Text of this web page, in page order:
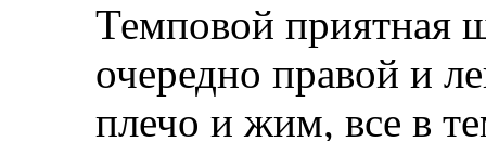
Темповой приятная
очередно правой и
плечо и жим, все в